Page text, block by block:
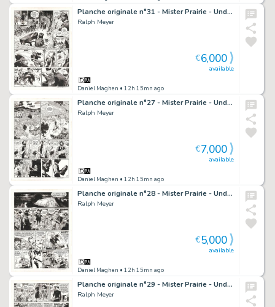
Planche originale n°31 - Mister Prairie - Undertaker
Ralph Meyer
Daniel Maghen • 12h 15mn ago
available
€6,000
Planche originale n°27 - Mister Prairie - Undertaker
Ralph Meyer
Daniel Maghen • 12h 15mn ago
available
€7,000
Planche originale n°28 - Mister Prairie - Undertaker
Ralph Meyer
Daniel Maghen • 12h 15mn ago
available
€5,000
Planche originale n°29 - Mister Prairie - Undertaker
Ralph Meyer